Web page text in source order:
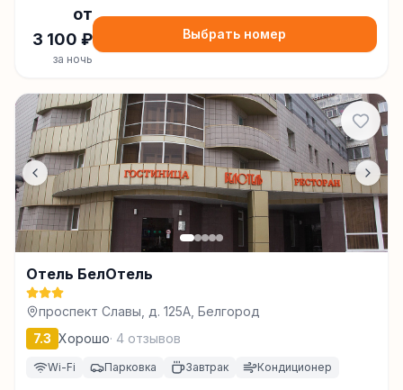
от
3 100 ₽
за ночь
Выбрать номер
Отель БелОтель
проспект Славы, д. 125А, Белгород
7.3 Хорошо· 4 отзывов
Wi-Fi Парковка Завтрак Кондиционер